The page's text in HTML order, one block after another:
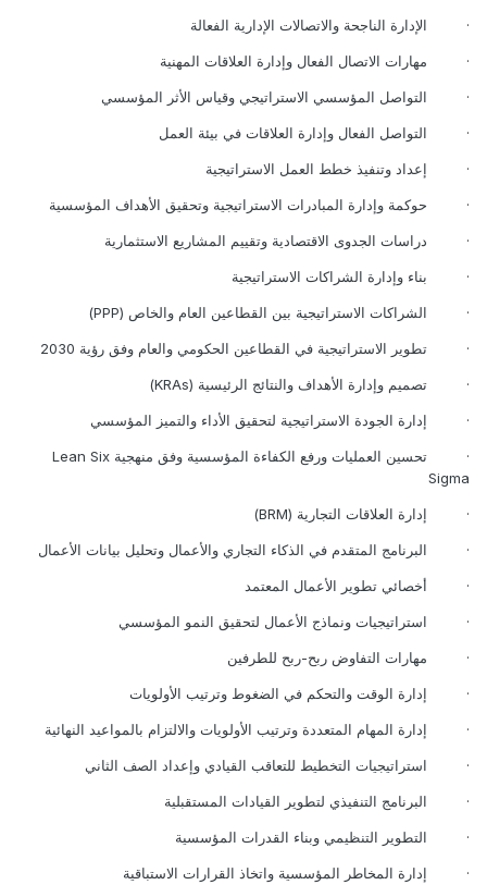
الإدارة الناجحة والاتصالات الإدارية الفعالة
مهارات الاتصال الفعال وإدارة العلاقات المهنية
التواصل المؤسسي الاستراتيجي وقياس الأثر المؤسسي
التواصل الفعال وإدارة العلاقات في بيئة العمل
إعداد وتنفيذ خطط العمل الاستراتيجية
حوكمة وإدارة المبادرات الاستراتيجية وتحقيق الأهداف المؤسسية
دراسات الجدوى الاقتصادية وتقييم المشاريع الاستثمارية
بناء وإدارة الشراكات الاستراتيجية
الشراكات الاستراتيجية بين القطاعين العام والخاص(PPP)
تطوير الاستراتيجية في القطاعين الحكومي والعام وفق رؤية 2030
تصميم وإدارة الأهداف والنتائج الرئيسية(KRAs)
إدارة الجودة الاستراتيجية لتحقيق الأداء والتميز المؤسسي
تحسين العمليات ورفع الكفاءة المؤسسية وفق منهجية Lean Six
Sigma
إدارة العلاقات التجارية(BRM)
البرنامج المتقدم في الذكاء التجاري والأعمال وتحليل بيانات الأعمال
أخصائي تطوير الأعمال المعتمد
استراتيجيات ونماذج الأعمال لتحقيق النمو المؤسسي
مهارات التفاوض ربح-ربح للطرفين
إدارة الوقت والتحكم في الضغوط وترتيب الأولويات
إدارة المهام المتعددة وترتيب الأولويات والالتزام بالمواعيد النهائية
استراتيجيات التخطيط للتعاقب القيادي وإعداد الصف الثاني
البرنامج التنفيذي لتطوير القيادات المستقبلية
التطوير التنظيمي وبناء القدرات المؤسسية
إدارة المخاطر المؤسسية واتخاذ القرارات الاستباقية